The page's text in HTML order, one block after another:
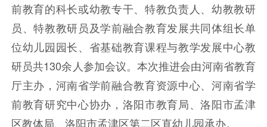
前教育的科长或幼教专干、特教负责人、幼教教研
员、特教教研员及学前融合教育发展共同体组长单
位幼儿园园长、省基础教育课程与教学发展中心教
研员共130余人参加会议。本次推进会由河南省教育
厅主办，河南省学前融合教育资源中心、河南省学
前教育研究中心协办，洛阳市教育局、洛阳市孟津
区教体局、洛阳市孟津区第二区直幼儿园承办。